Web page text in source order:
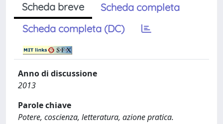
Scheda breve
Scheda completa
Scheda completa (DC)
Anno di discussione
2013
Parole chiave
Potere, coscienza, letteratura, azione pratica.